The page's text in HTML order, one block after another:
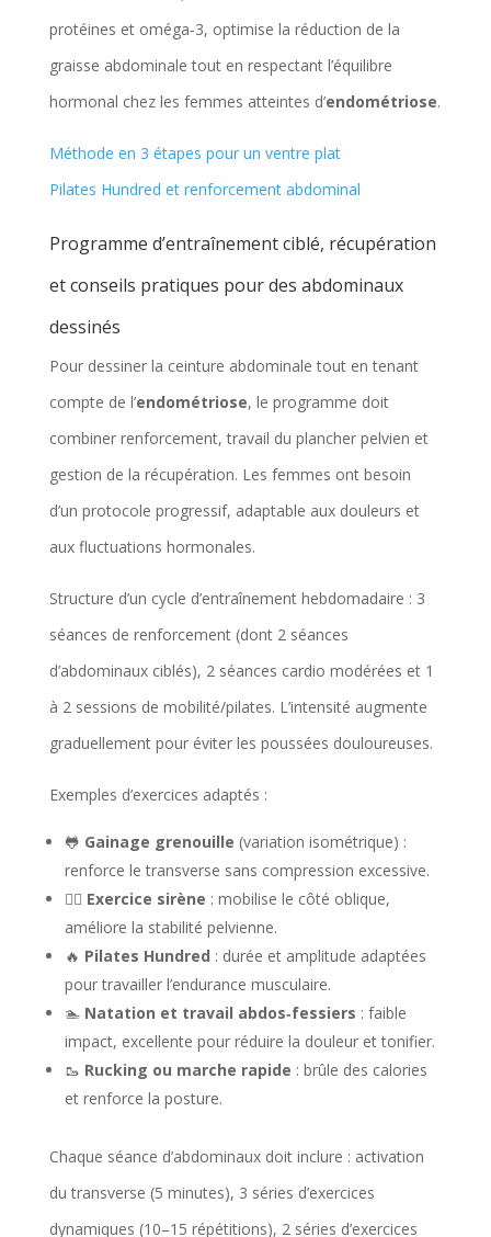
protéines et oméga‑3, optimise la réduction de la
graisse abdominale tout en respectant l’équilibre
hormonal chez les femmes atteintes d’endométriose.
Méthode en 3 étapes pour un ventre plat
Pilates Hundred et renforcement abdominal
Programme d’entraînement ciblé, récupération
et conseils pratiques pour des abdominaux
dessinés
Pour dessiner la ceinture abdominale tout en tenant
compte de l’endométriose, le programme doit
combiner renforcement, travail du plancher pelvien et
gestion de la récupération. Les femmes ont besoin
d’un protocole progressif, adaptable aux douleurs et
aux fluctuations hormonales.
Structure d’un cycle d’entraînement hebdomadaire : 3
séances de renforcement (dont 2 séances
d’abdominaux ciblés), 2 séances cardio modérées et 1
à 2 sessions de mobilité/pilates. L’intensité augmente
graduellement pour éviter les poussées douloureuses.
Exemples d’exercices adaptés :
🐸 Gainage grenouille (variation isométrique) :
renforce le transverse sans compression excessive.
🧜‍♀️ Exercice sirène : mobilise le côté oblique,
améliore la stabilité pelvienne.
🔥 Pilates Hundred : durée et amplitude adaptées
pour travailler l’endurance musculaire.
🏊 Natation et travail abdos‑fessiers : faible
impact, excellente pour réduire la douleur et tonifier.
🥾 Rucking ou marche rapide : brûle des calories
et renforce la posture.
Chaque séance d’abdominaux doit inclure : activation
du transverse (5 minutes), 3 séries d’exercices
dynamiques (10–15 répétitions), 2 séries d’exercices